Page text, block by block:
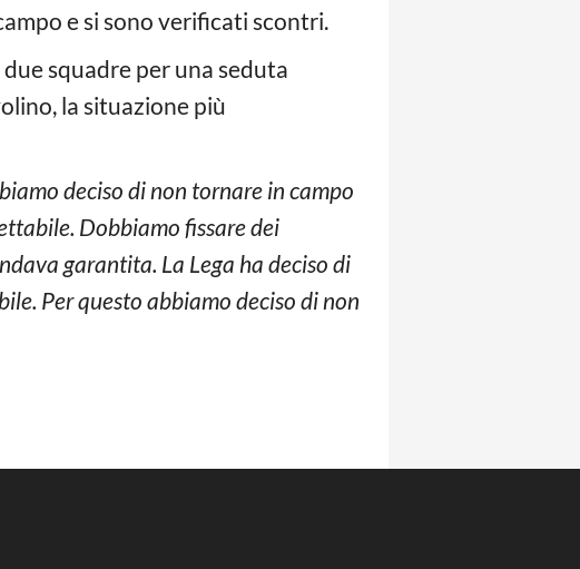
e si sono verificati scontri.
squadre per una seduta
la situazione più
deciso di non tornare in campo
Dobbiamo fissare dei
garantita. La Lega ha deciso di
Per questo abbiamo deciso di non